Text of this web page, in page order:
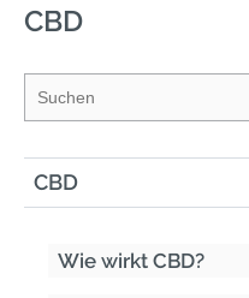
CBD
CBD
Wie wirkt CBD?